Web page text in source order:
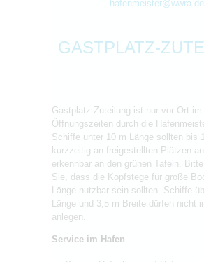
hafenmeister@wwra.de
GASTPLATZ-
Gastplatz-Zuteilung ist nur vor Ort im
Öffnungszeiten durch die
Schiffe unter 10 m Länge sollten bis
kurzzeitig an freigestellten Plätzen
erkennbar an den grünen Tafeln.
Sie, dass die Kopfstege für große
Länge nutzbar sein sollten. Schiffe
Länge und 3,5 m Breite dürfen nicht
anlegen.
Service im Hafen